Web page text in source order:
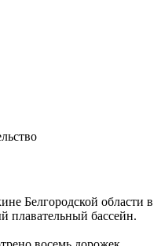
Белгородской области в
плавательный бассейн.